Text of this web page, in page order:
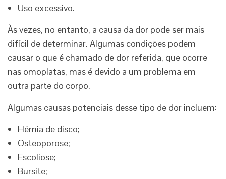
Uso excessivo.
Às vezes, no entanto, a causa da dor pode ser mais
difícil de determinar. Algumas condições podem
causar o que é chamado de dor referida, que ocorre
nas omoplatas, mas é devido a um problema em
outra parte do corpo.
Algumas causas potenciais desse tipo de dor incluem:
Hérnia de disco;
Osteoporose;
Escoliose;
Bursite;